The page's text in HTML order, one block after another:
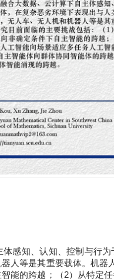
感知、认知、控制与行
人等是其重要载体。机器
能的跨越；（2）从特定